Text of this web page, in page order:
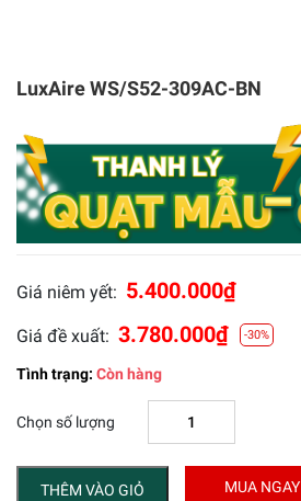
LuxAire WS/S52-309AC-BN
Giá niêm yết: 5.400.000₫
Giá đề xuất: 3.780.000₫ -30%
Tình trạng: Còn hàng
Chọn số lượng
THÊM VÀO GIỎ MUA NGAY